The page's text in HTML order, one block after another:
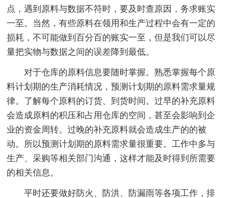
点，遇到原料与数据不符时，要及时查原因，务求账实
一至。当然，有些原料在领用和生产过程中会有一定的
损耗，不可能做到百分百的账实一至，但是我们可以尽
量把实物与数据之间的误差降到最低。
对于仓库的原料信息要随时掌握。熟悉掌握每个原
料计划期的生产消耗情况，预测计划期的原料需求量规
律。了解每个原料的订货、到货时间。过早的补充原料
会造成原料的积压和占用仓库的空间，甚至会影响到企
业的资金周转。过晚的补充原料就会造成生产的的被
动。所以预测计划期的原料需求量很重要。工作中多与
生产、采购等相关部门沟通，这样才能及时得到所需要
的相关信息。
平时还要做好防火、防洪、防漏雨等各项工作，排